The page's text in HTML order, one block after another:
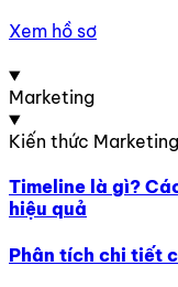
Xem hồ sơ
Marketing
Kiến thức Marketing
Timeline là gì?
hiệu quả
Phân tích chi tiết